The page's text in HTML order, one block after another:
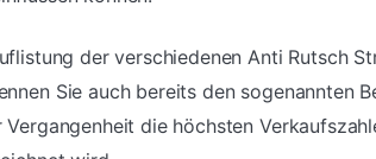
der verschiedenen Anti Rutsch
Sie auch bereits den sogenannten
die höchsten